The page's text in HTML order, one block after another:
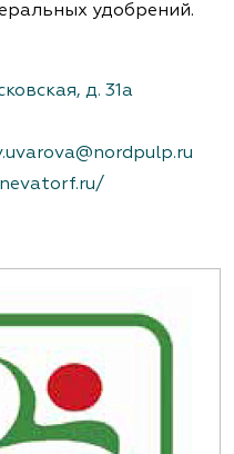
удобрений.
д. 31а